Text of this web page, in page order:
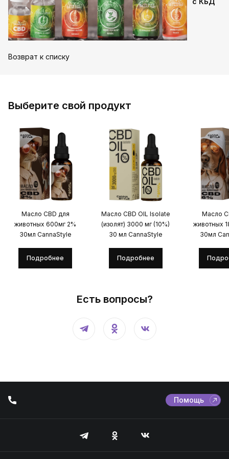
Возврат к списку
Выберите свой продукт
Масло CBD для
животных 600мг 2%
30мл CannaStyle
Подробнее
Масло CBD OIL Isolate
(изолят) 3000 мг (10%)
30 мл CannaStyle
Подробнее
Масло
животных
30мл
Есть вопросы?
Помощь